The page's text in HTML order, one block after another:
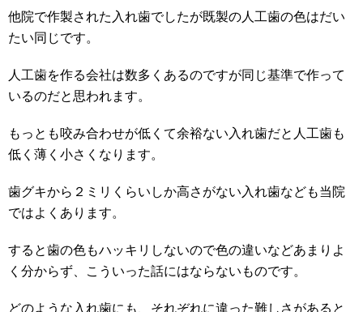
他院で作製された入れ歯でしたが既製の人工歯の色はだい
たい同じです。
人工歯を作る会社は数多くあるのですが同じ基準で作って
いるのだと思われます。
もっとも咬み合わせが低くて余裕ない入れ歯だと人工歯も
低く薄く小さくなります。
歯グキから２ミリくらいしか高さがない入れ歯なども当院
ではよくあります。
すると歯の色もハッキリしないので色の違いなどあまりよ
く分からず、こういった話にはならないものです。
どのような入れ歯にも、それぞれに違った難しさがあると